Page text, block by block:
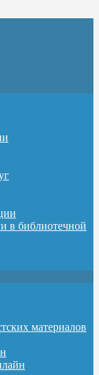
в библиотечной
материалов